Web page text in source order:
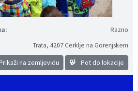
Razno
Trata, 4207 Cerklje na Gorenjskem
na zemljevidu Pot do lokacije
premoženjem